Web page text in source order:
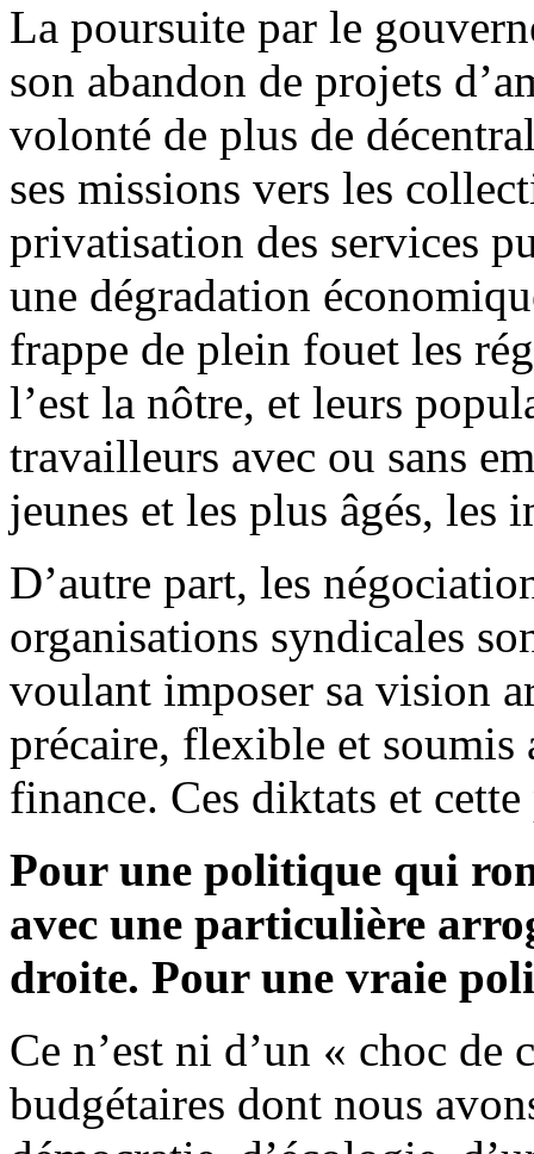
La poursuite par le
son abandon de projets
volonté de plus de
ses missions vers les
privatisation des services
une dégradation
frappe de plein fouet les
l’est la nôtre, et leurs
travailleurs avec ou sans
jeunes et les plus âgés,
D’autre part, les
organisations syndicales
voulant imposer sa vision
précaire, flexible et soumis
finance. Ces diktats et
Pour une politique qui
avec une particulière
droite. Pour une vraie
Ce n’est ni d’un « choc
budgétaires dont nous